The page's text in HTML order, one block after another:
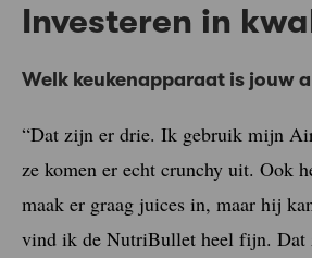
Investeren in
Welk keukenapparaat is jouw
“Dat zijn er drie. Ik gebruik mijn
ze komen er echt crunchy uit. Ook
maak er graag juices in, maar hij
vind ik de NutriBullet heel fijn. Dat